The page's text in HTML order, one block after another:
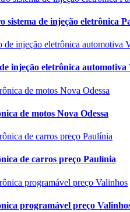
sistema de injeção eletrônica
injeção eletrônica automotiva
de motos Nova Odessa
de carros preço Paulínia
programável preço